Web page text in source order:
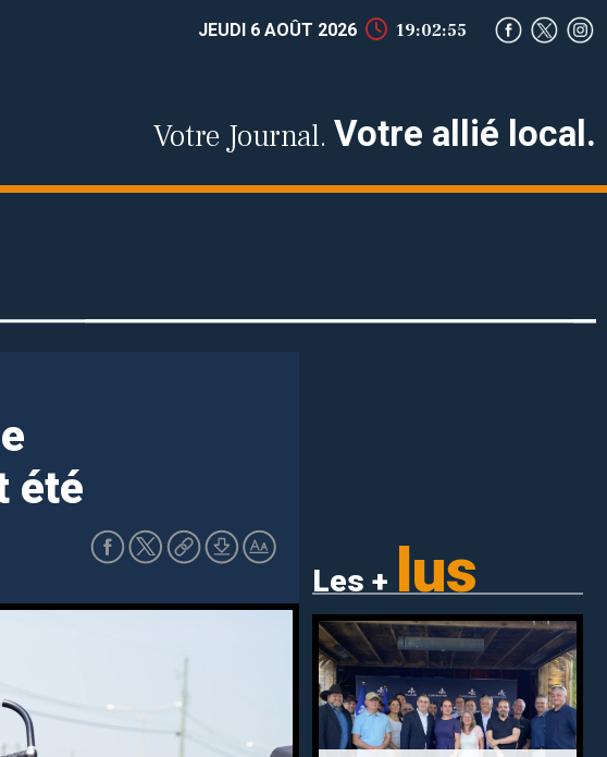
JEUDI 6 AOÛT 2026 19:02:55
Votre Journal. Votre allié local.
été
Les + lus